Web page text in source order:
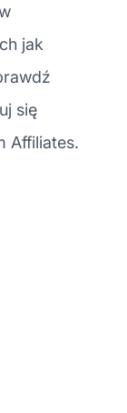
jak
się
Affiliates.